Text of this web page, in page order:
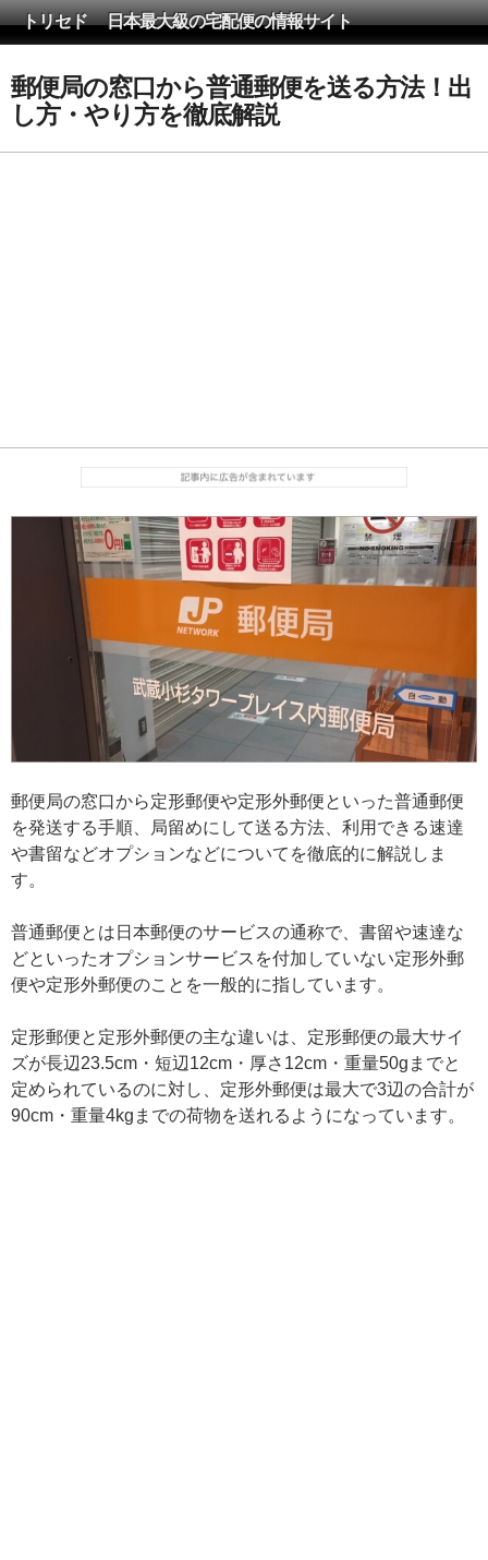
トリセド 日本最大級の宅配便の情報サイト
郵便局の窓口から普通郵便を送る方法！出
し方・やり方を徹底解説
郵便局の窓口から定形郵便や定形外郵便といった普通郵便
を発送する手順、局留めにして送る方法、利用できる速達
や書留などオプションなどについてを徹底的に解説しま
す。
普通郵便とは日本郵便のサービスの通称で、書留や速達な
どといったオプションサービスを付加していない定形外郵
便や定形外郵便のことを一般的に指しています。
定形郵便と定形外郵便の主な違いは、定形郵便の最大サイ
ズが長辺23.5cm・短辺12cm・厚さ12cm・重量50gまでと
定められているのに対し、定形外郵便は最大で3辺の合計が
90cm・重量4kgまでの荷物を送れるようになっています。